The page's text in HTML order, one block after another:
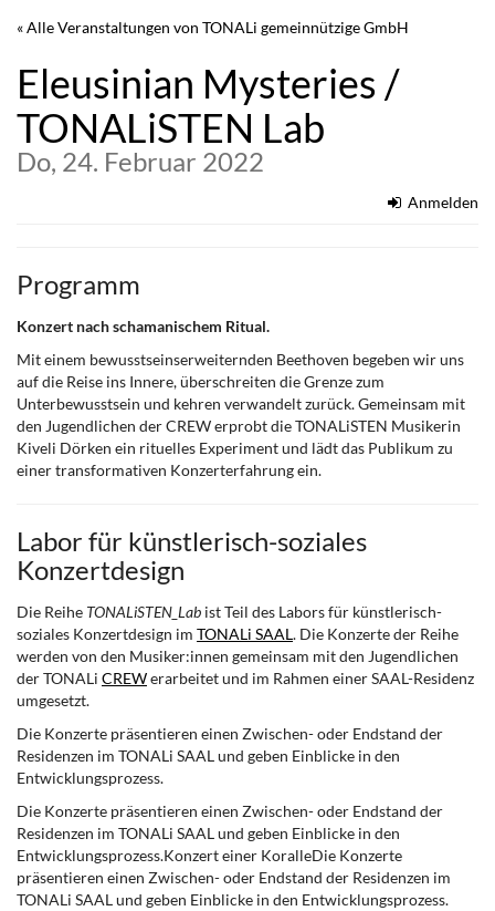
Zum
Inhalt
springen
« Alle Veranstaltungen von TONALi gemeinnützige GmbH
Eleusinian Mysteries /
TONALiSTEN Lab
Do, 24. Februar 2022
Anmelden
Programm
Konzert nach schamanischem Ritual.
Mit einem bewusstseinserweiternden Beethoven begeben wir uns
auf die Reise ins Innere, überschreiten die Grenze zum
Unterbewusstsein und kehren verwandelt zurück. Gemeinsam mit
den Jugendlichen der CREW erprobt die TONALiSTEN Musikerin
Kiveli Dörken ein rituelles Experiment und lädt das Publikum zu
einer transformativen Konzerterfahrung ein.
Labor für künstlerisch-soziales
Konzertdesign
Die Reihe TONALiSTEN_Lab ist Teil des Labors für künstlerisch-
soziales Konzertdesign im TONALi SAAL. Die Konzerte der Reihe
werden von den Musiker:innen gemeinsam mit den Jugendlichen
der TONALi CREWerarbeitet und im Rahmen einer SAAL-Residenz
umgesetzt.
Die Konzerte präsentieren einen Zwischen- oder Endstand der
Residenzen im TONALi SAAL und geben Einblicke in den
Entwicklungsprozess.
Die Konzerte präsentieren einen Zwischen- oder Endstand der
Residenzen im TONALi SAAL und geben Einblicke in den
Entwicklungsprozess.Konzert einer KoralleDie Konzerte
präsentieren einen Zwischen- oder Endstand der Residenzen im
TONALi SAAL und geben Einblicke in den Entwicklungsprozess.